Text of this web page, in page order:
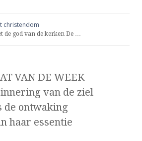
christendom
de god van de kerken De …
VAN DE WEEK
van de ziel
de ontwaking
haar essentie